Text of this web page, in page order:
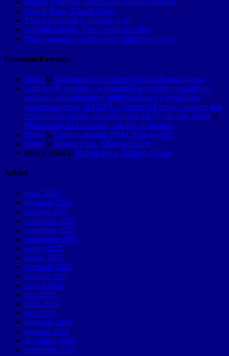
Mardin și Midyat, născute din nahitul Anatoliei
Palatul Troja, Zámek Troja
Vltava pragheză și podurile ei (I)
Kalaallit Nunaat, Țara Groenlandezilor
Praga, un oraș accesibil oricui (informații utile)
Comentarii recente
Elvira la Monumento ao Calceteiro, calçada portuguesa
Azulejos & calçada - cu Jurnalul Bucureștiului (publicație
cultural – educațională și științifică franco – română cu
caracter academic al CUFR – Centre of French Graduate and
Postgraduate advice, education and R&D). Dr. ing. Sebas la
Monumento ao Calceteiro, calçada portuguesa
Elvira la Creştini, se aude TOACA pe la schit!
Elvira la Muzeul Popa, Târpeşti Neamţ
Panica Alina la Muzeul Popa, Târpeşti Neamţ
Arhive
iunie 2026
februarie 2026
ianuarie 2026
noiembrie 2025
octombrie 2025
septembrie 2025
august 2025
martie 2025
februarie 2025
ianuarie 2025
august 2024
iulie 2024
iunie 2024
mai 2024
februarie 2024
ianuarie 2024
decembrie 2023
noiembrie 2023